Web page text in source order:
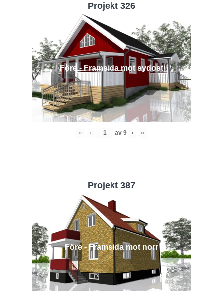
Projekt 326
Före - Framsida mot sydost
« ‹ av 9 › »
Projekt 387
Före - Framsida mot norr